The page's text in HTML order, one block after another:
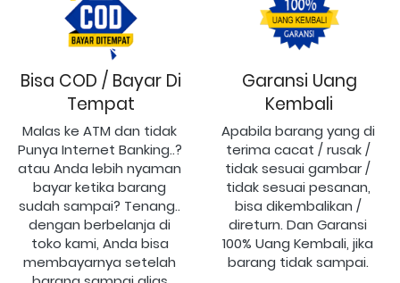
Bisa COD / Bayar Di
Tempat
Malas ke ATM dan tidak
Punya Internet Banking..?
atau Anda lebih nyaman
bayar ketika barang
sudah sampai? Tenang..
dengan berbelanja di
toko kami, Anda bisa
membayarnya setelah
Garansi Uang
Kembali
Apabila barang yang di
terima cacat / rusak /
tidak sesuai gambar /
tidak sesuai pesanan,
bisa dikembalikan /
direturn. Dan Garansi
100% Uang Kembali, jika
barang tidak sampai.